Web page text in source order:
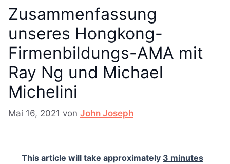
Zusammenfassung
unseres Hongkong-
Firmenbildungs-AMA mit
Ray Ng und Michael
Michelini
Mai 16, 2021 von John Joseph
This article will take approximately 3 minutes